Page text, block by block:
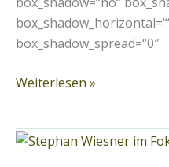
box_shadow_spread=“0″
Weiterlesen »
Stephan